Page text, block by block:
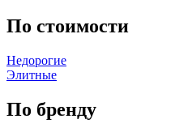
По стоимости
Недорогие
Элитные
По бренду